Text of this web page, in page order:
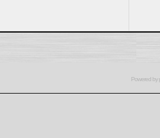
Powered by